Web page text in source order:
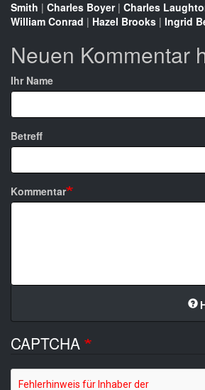
Smith | Charles Boyer| Charles
William Conrad | Hazel Brooks | Ingrid
Neuen Kommentar
Ihr Name
Betreff
Kommentar
CAPTCHA